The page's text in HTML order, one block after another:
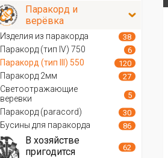
Паракорд и
верёвка
Изделия из паракорда 38
Паракорд (тип IV) 750 6
Паракорд (тип III) 550 120
Паракорд 2мм 27
Светоотражающие
веревки
5
Паракорд (paracord) 30
Бусины для паракорда 86
В хозяйстве
пригодится
62